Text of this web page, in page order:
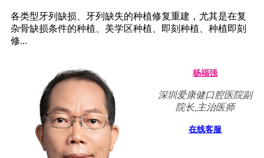
各类型牙列缺损、牙列缺失的种植修复重建，尤其是在复
杂骨缺损条件的种植、美学区种植、即刻种植、种植即刻
修...
杨福强
深圳爱康健口腔医院副
院长,主治医师
在线客服